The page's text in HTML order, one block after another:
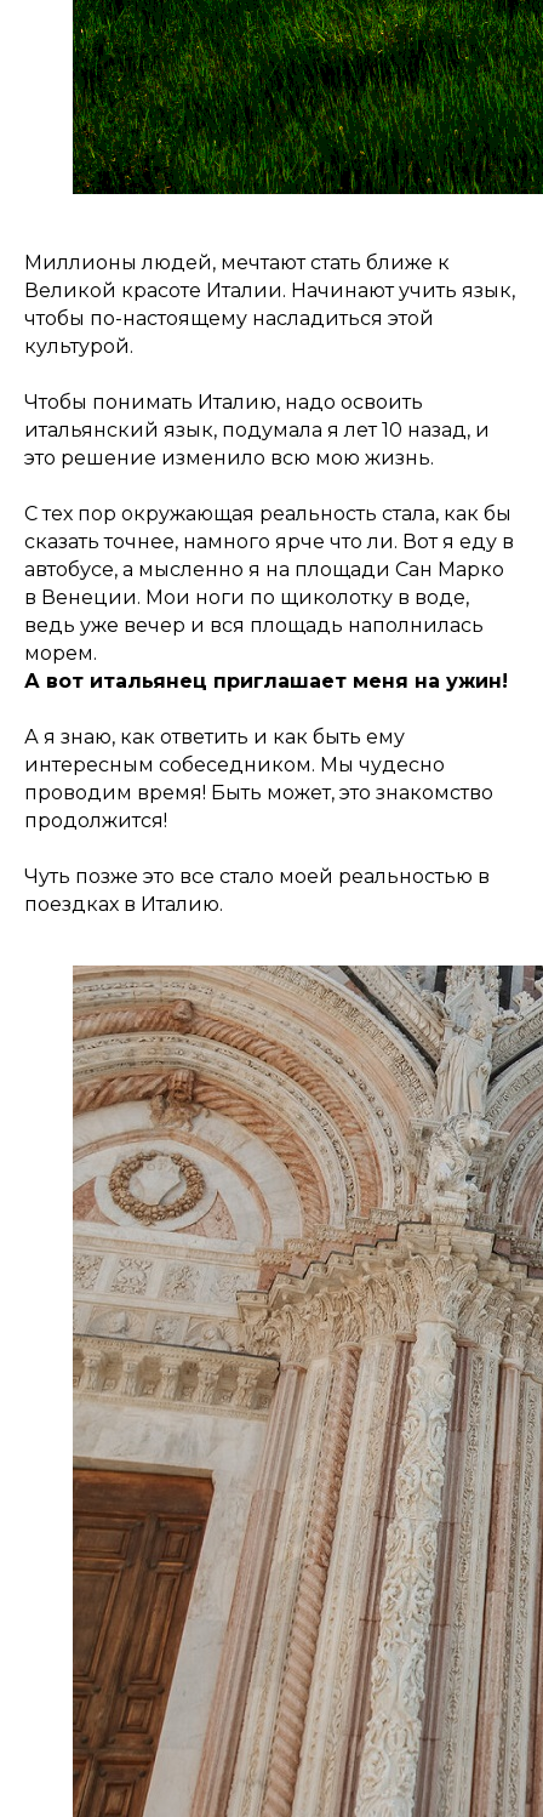
Миллионы людей, мечтают стать ближе к
Великой красоте Италии. Начинают учить язык,
чтобы по-настоящему насладиться этой
культурой.
Чтобы понимать Италию, надо освоить
итальянский язык, подумала я лет 10 назад, и
это решение изменило всю мою жизнь.
С тех пор окружающая реальность стала, как бы
сказать точнее, намного ярче что ли. Вот я еду в
автобусе, а мысленно я на площади Сан Марко
в Венеции. Мои ноги по щиколотку в воде,
ведь уже вечер и вся площадь наполнилась
морем.
А вот итальянец приглашает меня на ужин!
А я знаю, как ответить и как быть ему
интересным собеседником. Мы чудесно
проводим время! Быть может, это знакомство
продолжится!
Чуть позже это все стало моей реальностью в
поездках в Италию.